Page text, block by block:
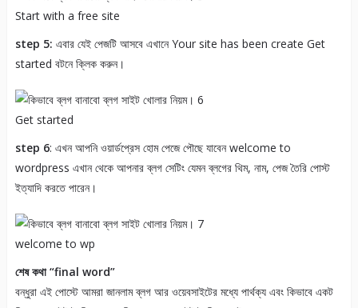
Start with a free site
step 5: এবার যেই পেজটি আসবে এখানে Your site has been create Get
started বটনে ক্লিক করুন।
Get started
step 6: এখন আপনি ওয়ার্ডপ্রেস হোম পেজে পৌছে যাবেন welcome to
wordpress এখান থেকে আপনার ব্লগ সেটিং যেমন ব্লগের থিম, নাম, পেজ তৈরি পোস্ট
ইত্যাদি করতে পারেন।
welcome to wp
শেষ কথা “final word”
বন্ধুরা এই পোস্টে আমরা জানলাম ব্লগ আর ওয়েবসাইটের মধ্যে পার্থক্য এবং কিভাবে একট